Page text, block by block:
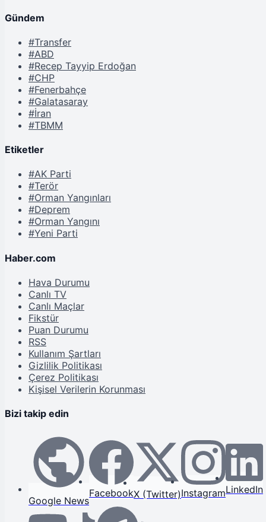
Gündem
#Transfer
#ABD
#Recep Tayyip Erdoğan
#CHP
#Fenerbahçe
#Galatasaray
#İran
#TBMM
Etiketler
#AK Parti
#Terör
#Orman Yangınları
#Deprem
#Orman Yangını
#Yeni Parti
Haber.com
Hava Durumu
Canlı TV
Canlı Maçlar
Fikstür
Puan Durumu
RSS
Kullanım Şartları
Gizlilik Politikası
Çerez Politikası
Kişisel Verilerin Korunması
Bizi takip edin
Google News
FacebookX (Twitter)InstagramLinkedIn